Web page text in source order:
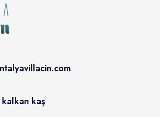
kaş